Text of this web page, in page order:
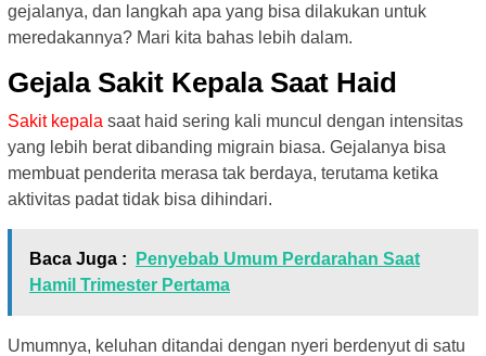
gejalanya, dan langkah apa yang bisa dilakukan untuk
meredakannya? Mari kita bahas lebih dalam.
Gejala Sakit Kepala Saat Haid
Sakit kepala saat haid sering kali muncul dengan intensitas
yang lebih berat dibanding migrain biasa. Gejalanya bisa
membuat penderita merasa tak berdaya, terutama ketika
aktivitas padat tidak bisa dihindari.
Baca Juga :
Penyebab Umum Perdarahan Saat
Hamil Trimester Pertama
Umumnya, keluhan ditandai dengan nyeri berdenyut di satu